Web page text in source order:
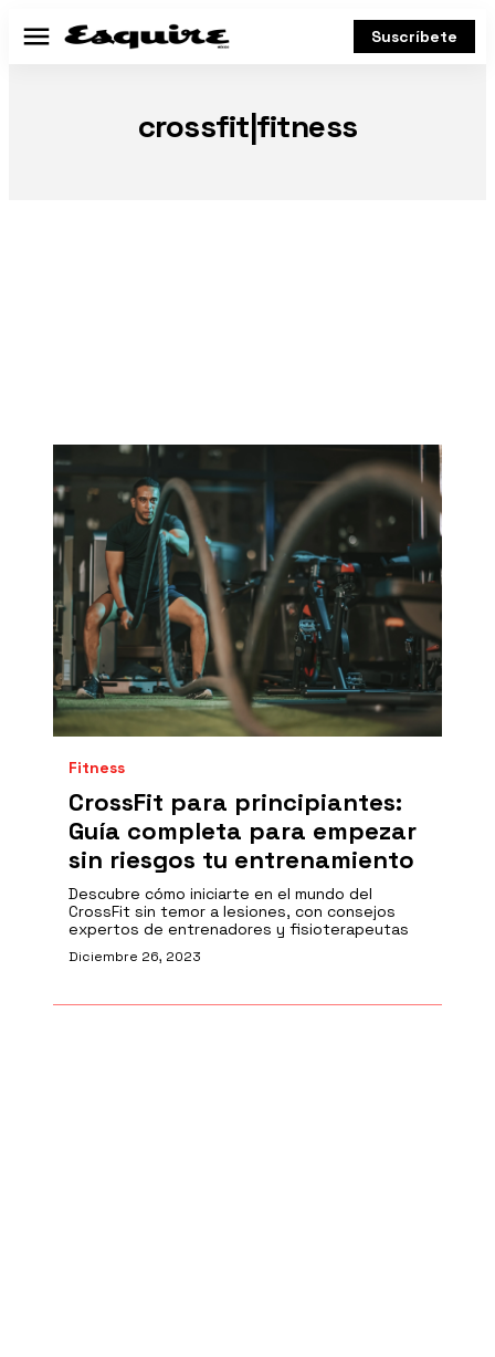
Menú Suscríbete
crossfit|fitness
Fitness
CrossFit para principiantes:
Guía completa para empezar
sin riesgos tu entrenamiento
Descubre cómo iniciarte en el mundo del
CrossFit sin temor a lesiones, con consejos
expertos de entrenadores y fisioterapeutas
Diciembre 26, 2023